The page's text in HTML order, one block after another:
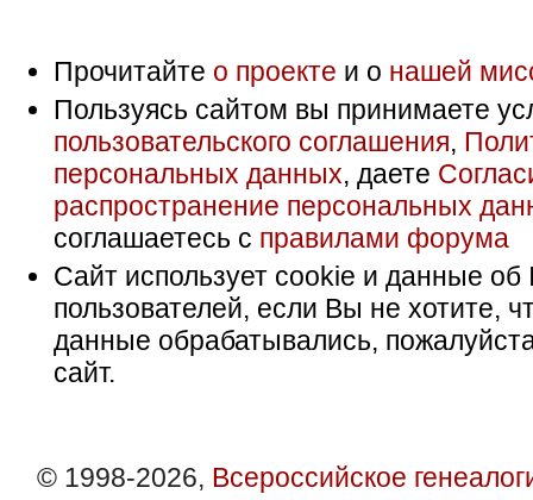
Прочитайте о проекте и о нашей
Пользуясь сайтом вы принимаете
пользовательского соглашения,
персональных данных, даете
распространение персональных
соглашаетесь с правилами форума
Сайт использует cookie и данные об
пользователей, если Вы не хотите,
данные обрабатывались,
сайт.
© 1998-2026, Всероссийское